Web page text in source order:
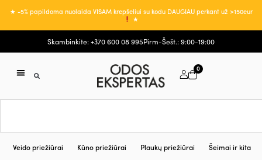
★ -5% papildoma nuolaida VISAM krepšeliui su kodu DAUGIAU perkant už >150eur
★
Skambinkite: +370 600 08 995Pirm-Šešt.: 9:00-19:00
0
Veido priežiūrai Kūno priežiūrai Plaukų priežiūrai Šeimai ir kita